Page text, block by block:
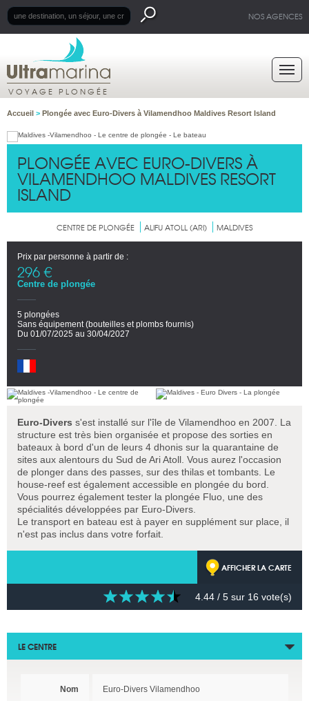
NOS AGENCES
VOYAGE PLONGÉE
Accueil > Plongée avec Euro-Divers à Vilamendhoo Maldives Resort Island
PLONGÉE AVEC EURO-DIVERS À
VILAMENDHOO MALDIVES RESORT
ISLAND
CENTRE DE PLONGÉE ALIFU ATOLL (ARI) MALDIVES
Prix par personne à partir de :
296 €
Centre de plongée
5 plongées
Sans équipement (bouteilles et plombs fournis)
Du 01/07/2025 au 30/04/2027
Euro-Divers s'est installé sur l'île de Vilamendhoo en 2007. La
structure est très bien organisée et propose des sorties en
bateaux à bord d'un de leurs 4 dhonis sur la quarantaine de
sites aux alentours du Sud de Ari Atoll. Vous aurez l'occasion
de plonger dans des passes, sur des thilas et tombants. Le
house-reef est également accessible en plongée du bord.
Vous pourrez également tester la plongée Fluo, une des
spécialités développées par Euro-Divers.
Le transport en bateau est à payer en supplément sur place, il
n'est pas inclus dans votre forfait.
AFFICHER LA CARTE
4.44 / 5 sur 16 vote(s)
LE CENTRE
Nom Euro-Divers Vilamendhoo